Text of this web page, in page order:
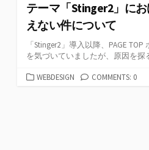
テーマ「Stinger2」にお
えない件について
「Stinger2」導入以降、PAGE
を気づいていましたが、原因を探
カWEBDESIGN COMMENTS: 0